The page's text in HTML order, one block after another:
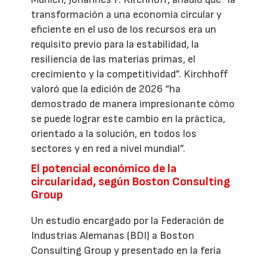
transformación a una economía circular y
eficiente en el uso de los recursos era un
requisito previo para la estabilidad, la
resiliencia de las materias primas, el
crecimiento y la competitividad”. Kirchhoff
valoró que la edición de 2026 “ha
demostrado de manera impresionante cómo
se puede lograr este cambio en la práctica,
orientado a la solución, en todos los
sectores y en red a nivel mundial”.
El potencial económico de la
circularidad, según Boston Consulting
Group
Un estudio encargado por la Federación de
Industrias Alemanas (BDI) a Boston
Consulting Group y presentado en la feria